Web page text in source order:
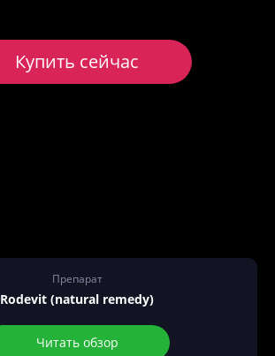
Препарат
Rodevit (natural remedy)
Читать обзор
Купить сейчас